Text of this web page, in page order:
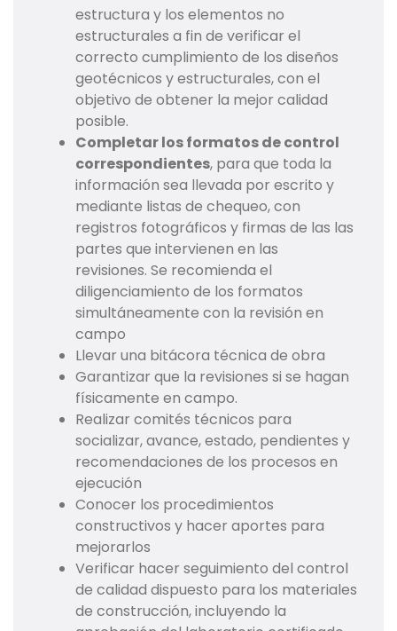
estructura y los elementos no
estructurales a fin de verificar el
correcto cumplimiento de los diseños
geotécnicos y estructurales, con el
objetivo de obtener la mejor calidad
posible.
Completar los formatos de control
correspondientes, para que toda la
información sea llevada por escrito y
mediante listas de chequeo, con
registros fotográficos y firmas de las las
partes que intervienen en las
revisiones. Se recomienda el
diligenciamiento de los formatos
simultáneamente con la revisión en
campo
Llevar una bitácora técnica de obra
Garantizar que la revisiones si se hagan
físicamente en campo.
Realizar comités técnicos para
socializar, avance, estado, pendientes y
recomendaciones de los procesos en
ejecución
Conocer los procedimientos
constructivos y hacer aportes para
mejorarlos
Verificar hacer seguimiento del control
de calidad dispuesto para los materiales
de construcción, incluyendo la